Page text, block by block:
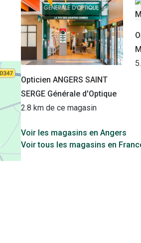
Opticien ANGERS SAINT
SERGE Générale d'Optique
2.8 km de ce magasin
Voir les magasins en Angers
Voir tous les magasins en